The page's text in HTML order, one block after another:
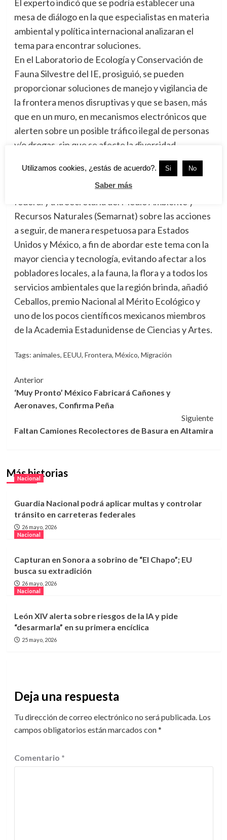
El experto indicó que se podría establecer una
mesa de diálogo en la que especialistas en materia
ambiental y política internacional analizaran el
tema para encontrar soluciones.
En el Laboratorio de Ecología y Conservación de
Fauna Silvestre del IE, prosiguió, se pueden
proporcionar soluciones de manejo y vigilancia de
la frontera menos disruptivas y que se basen, más
que en un muro, en mecanismos electrónicos que
alerten sobre un posible tráfico ilegal de personas
y/o drogas, sin que se afecte la diversidad
biológica, los servicios ambientales y los derechos
humanos.
Haremos una propuesta formal al Ejecutivo
federal y a la Secretaría del Medio Ambiente y
Recursos Naturales (Semarnat) sobre las acciones
a seguir, de manera respetuosa para Estados
Unidos y México, a fin de abordar este tema con la
mayor ciencia y tecnología, evitando afectar a los
pobladores locales, a la fauna, la flora y a todos los
servicios ambientales que la región brinda, añadió
Ceballos, premio Nacional al Mérito Ecológico y
uno de los pocos científicos mexicanos miembros
de la Academia Estadunidense de Ciencias y Artes.
Tags: animales, EEUU, Frontera, México, Migración
Navegación
de
entradas
Anterior
‘Muy Pronto’ México Fabricará Cañones y
Aeronaves, Confirma Peña
Siguiente
Faltan Camiones Recolectores de Basura en Altamira
Más historias
Nacional
Guardia Nacional podrá aplicar multas y controlar
tránsito en carreteras federales
26 mayo, 2026
Nacional
Capturan en Sonora a sobrino de “El Chapo”; EU
busca su extradición
26 mayo, 2026
Nacional
León XIV alerta sobre riesgos de la IA y pide
“desarmarla” en su primera encíclica
25 mayo, 2026
Deja una respuesta
Tu dirección de correo electrónico no será publicada. Los
campos obligatorios están marcados con*
Comentario *
Utilizamos cookies, ¿estás de acuerdo?. Si No
Saber más